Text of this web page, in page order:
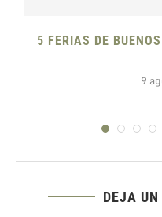
5 FERIAS DE
9
DEJA